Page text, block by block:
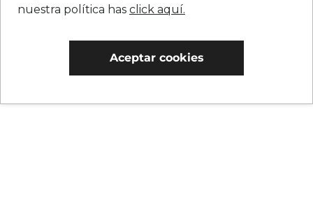
nuestra política has click aquí.
Aceptar cookies